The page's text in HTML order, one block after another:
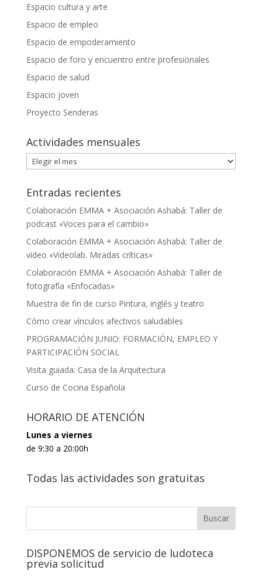
Espacio cultura y arte
Espacio de empleo
Espacio de empoderamiento
Espacio de foro y encuentro entre profesionales
Espacio de salud
Espacio joven
Proyecto Senderas
Actividades mensuales
Actividades
mensuales
Entradas recientes
Colaboración EMMA + Asociación Ashabá: Taller de
podcast «Voces para el cambio»
Colaboración EMMA + Asociación Ashabá: Taller de
vídeo «Videolab. Miradas críticas»
Colaboración EMMA + Asociación Ashabá: Taller de
fotografía «Enfocadas»
Muestra de fin de curso Pintura, inglés y teatro
Cómo crear vínculos afectivos saludables
PROGRAMACIÓN JUNIO: FORMACIÓN, EMPLEO Y
PARTICIPACIÓN SOCIAL
Visita guiada: Casa de la Arquitectura
Curso de Cocina Española
HORARIO DE ATENCIÓN
Lunes a viernes
de 9:30 a 20:00h
Todas las actividades son gratuitas
DISPONEMOS de servicio de ludoteca
previa solicitud